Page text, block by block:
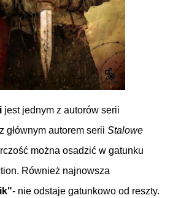
jest jednym z autorów serii
głównym autorem serii Stalowe
można osadzić w gatunku
Również najnowsza
- nie odstaje gatunkowo od reszty.